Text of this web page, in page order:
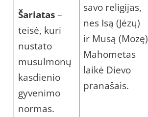
Šariatas–
teisė, kuri
nustato
musulmonų
kasdienio
gyvenimo
normas.
savo religijas,
nes Isą (Jėzų)
ir Musą (Mozę)
Mahometas
laikė Dievo
pranašais.